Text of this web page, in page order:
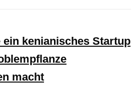
ein kenianisches Startup
macht